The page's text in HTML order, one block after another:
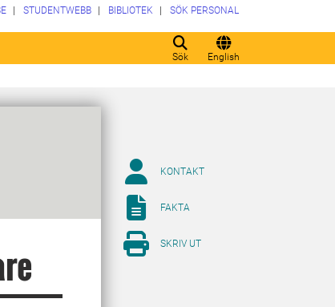
Sök English
STUDENTWEBB BIBLIOTEK SÖK PERSONAL
KONTAKT
FAKTA
SKRIV UT